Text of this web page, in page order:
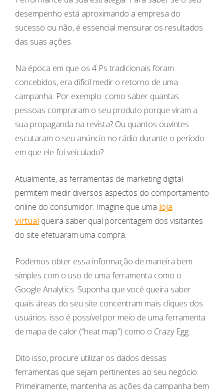
desempenho está aproximando a empresa do
sucesso ou não, é essencial mensurar os resultados
das suas ações.
Na época em que os 4 Ps tradicionais foram
concebidos, era difícil medir o retorno de uma
campanha. Por exemplo: como saber quantas
pessoas compraram o seu produto porque viram a
sua propaganda na revista? Ou quantos ouvintes
escutaram o seu anúncio no rádio durante o período
em que ele foi veiculado?
Atualmente, as ferramentas de marketing digital
permitem medir diversos aspectos do comportamento
online do consumidor. Imagine que uma loja
virtual queira saber qual porcentagem dos visitantes
do site efetuaram uma compra.
Podemos obter essa informação de maneira bem
simples com o uso de uma ferramenta como o
Google Analytics. Suponha que você queira saber
quais áreas do seu site concentram mais cliques dos
usuários: isso é possível por meio de uma ferramenta
de mapa de calor (“heat map”) como o Crazy Egg.
Dito isso, procure utilizar os dados dessas
ferramentas que sejam pertinentes ao seu negócio.
Primeiramente, mantenha as ações da campanha bem